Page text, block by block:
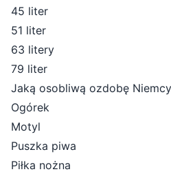
45 liter
51 liter
63 litery
79 liter
Jaką osobliwą ozdobę
Ogórek
Motyl
Puszka piwa
Piłka nożna